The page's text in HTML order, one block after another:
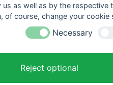
us as well as by the
of course, change your cookie
Necessary
Reject optional